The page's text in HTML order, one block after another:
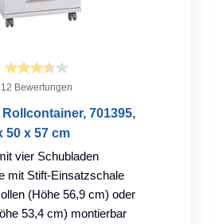
12 Bewertungen
701395,
50 x 57 cm
vier Schubladen
mit Stift-Einsatzschale
(Höhe 56,9 cm) oder
53,4 cm) montierbar